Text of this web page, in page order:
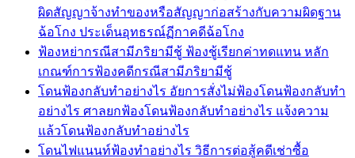
ผิดสัญญาจ้างทำของหรือสัญญาก่อสร้างกับความผิดฐาน
ฉ้อโกง ประเด็นอุทธรณ์ฏีกาคดีฉ้อโกง
ฟ้องหย่ากรณีสามีภริยามีชู้ ฟ้องชู้เรียกค่าทดแทน หลัก
เกณฑ์การฟ้องคดีกรณีสามีภริยามีชู้
โดนฟ้องกลับทำอย่างไร อัยการสั่งไม่ฟ้องโดนฟ้องกลับทำ
อย่างไร ศาลยกฟ้องโดนฟ้องกลับทำอย่างไร แจ้งความ
แล้วโดนฟ้องกลับทำอย่างไร
โดนไฟแนนท์ฟ้องทำอย่างไร วิธีการต่อสู้คดีเช่าซื้อ